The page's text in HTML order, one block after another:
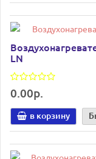
LN
0.00р.
в корзину